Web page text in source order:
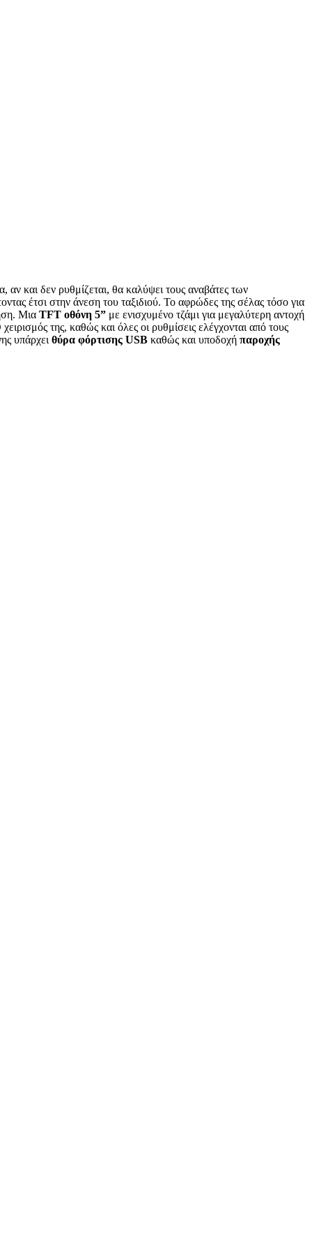
αν και δεν ρυθμίζεται, θα καλύψει τους αναβάτες των
έτσι στην άνεση του ταξιδιού. Το αφρώδες της σέλας τόσο για
Μια TFT οθόνη 5” με ενισχυμένο τζάμι για μεγαλύτερη αντοχή
της, καθώς και όλες οι ρυθμίσεις ελέγχονται από τους
υπάρχειθύρα φόρτισης USB καθώς και υποδοχή παροχής